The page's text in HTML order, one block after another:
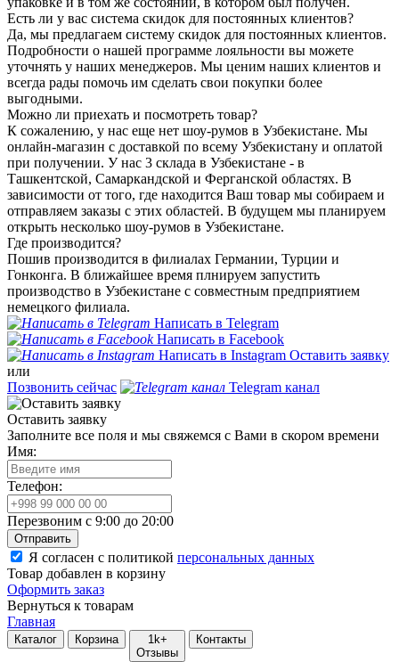
Есть ли у вас система скидок для постоянных клиентов?
Да, мы предлагаем систему скидок для постоянных клиентов.
Подробности о нашей программе лояльности вы можете
уточнять у наших менеджеров. Мы ценим наших клиентов и
всегда рады помочь им сделать свои покупки более
выгодными.
Можно ли приехать и посмотреть товар?
К сожалению, у нас еще нет шоу-румов в Узбекистане. Мы
онлайн-магазин с доставкой по всему Узбекистану и оплатой
при получении. У нас 3 склада в Узбекистане - в
Ташкентской, Самаркандской и Ферганской областях. В
зависимости от того, где находится Ваш товар мы собираем и
отправляем заказы с этих областей. В будущем мы планируем
открыть несколько шоу-румов в Узбекистане.
Где производится?
Пошив производится в филиалах Германии, Турции и
Гонконга. В ближайшее время плнируем запустить
производство в Узбекистане с совместным предприятием
немецкого филиала.
Написать в Telegram
Написать в Facebook
Написать в Instagram Оставить заявку
или
Позвонить сейчас
Telegram канал
Оставить заявку
Заполните все поля и мы свяжемся с Вами в скором времени
Имя:
Телефон:
Перезвоним с 9:00 до 20:00
Отправить
Я согласен с политикой персональных данных
Товар добавлен в корзину
Оформить заказ
Вернуться к товарам
Главная
Каталог Корзина
1k+
Отзывы
Контакты